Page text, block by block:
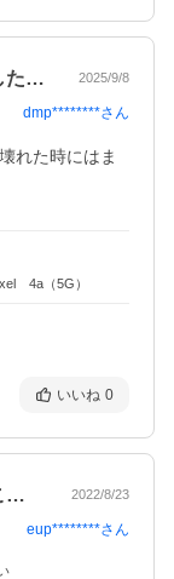
持ちやすく使お安くて良いと思いました。… 2025/9/8
dmp********さん
れた時にはま
4a（5G）
いいね 0
非常に良く夫婦で使用しています。これか… 2022/8/23
eup********さん